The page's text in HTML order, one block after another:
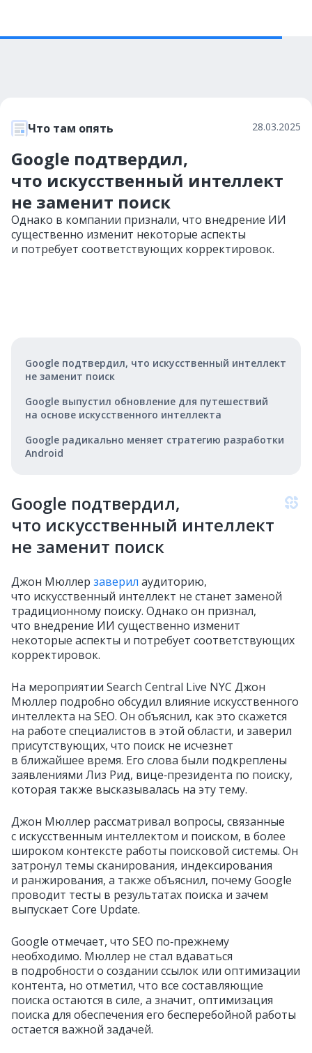
Что там опять 28.03.2025
Google подтвердил,
что искусственный интеллект
не заменит поиск
Однако в компании признали, что внедрение ИИ
существенно изменит некоторые аспекты
и потребует соответствующих корректировок.
Google подтвердил, что искусственный интеллект
не заменит поиск
Google выпустил обновление для путешествий
на основе искусственного интеллекта
Google радикально меняет стратегию разработки
Android
Google подтвердил,
что искусственный интеллект
не заменит поиск
Джон Мюллер заверил аудиторию,
что искусственный интеллект не станет заменой
традиционному поиску. Однако он признал,
что внедрение ИИ существенно изменит
некоторые аспекты и потребует соответствующих
корректировок.
На мероприятии Search Central Live NYC Джон
Мюллер подробно обсудил влияние искусственного
интеллекта на SEO. Он объяснил, как это скажется
на работе специалистов в этой области, и заверил
присутствующих, что поиск не исчезнет
в ближайшее время. Его слова были подкреплены
заявлениями Лиз Рид, вице‑президента по поиску,
которая также высказывалась на эту тему.
Джон Мюллер рассматривал вопросы, связанные
с искусственным интеллектом и поиском, в более
широком контексте работы поисковой системы. Он
затронул темы сканирования, индексирования
и ранжирования, а также объяснил, почему Google
проводит тесты в результатах поиска и зачем
выпускает Core Update.
Google отмечает, что SEO по‑прежнему
необходимо. Мюллер не стал вдаваться
в подробности о создании ссылок или оптимизации
контента, но отметил, что все составляющие
поиска остаются в силе, а значит, оптимизация
поиска для обеспечения его бесперебойной работы
остается важной задачей.